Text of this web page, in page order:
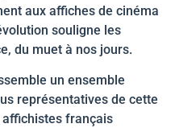
aux affiches de cinéma
souligne les
du muet à nos jours.
un ensemble
représentatives de cette
français